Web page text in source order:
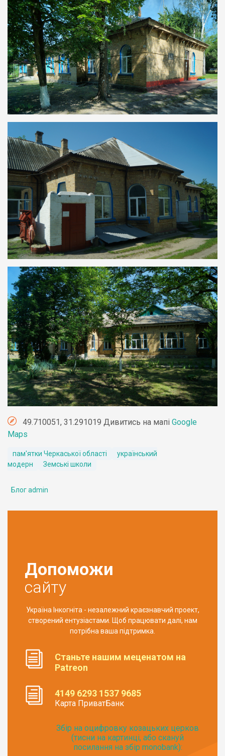
49.710051, 31.291019 Дивитись на мапі Google
Maps
пам'ятки Черкаської області
український
модерн
Земські школи
Блог admin
Допоможи
сайту
Україна Інкогніта - незалежний краєзнавчий проект,
створений ентузіастами. Щоб працювати далі, нам
потрібна ваша підтримка.
Станьте нашим меценатом на
Patreon
4149 6293 1537 9685
Карта ПриватБанк
Збір на оцифровку козацьких церков
(тисни на картинці, або скануй
посилання на збір monobank):